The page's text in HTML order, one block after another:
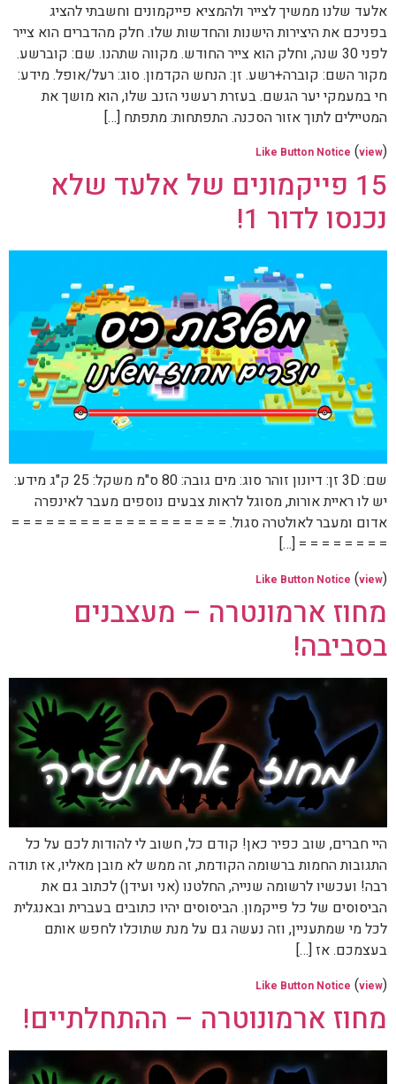
אלעד שלנו ממשיך לצייר ולהמציא פייקמונים וחשבתי להציג
בפניכם את היצירות הישנות והחדשות שלו. חלק מהדברים הוא צייר
לפני 30 שנה, וחלק הוא צייר החודש. מקווה שתהנו. שם: קוברשע.
מקור השם: קוברה+רשע. זן: הנחש הקדמון. סוג: רעל/אופל. מידע:
חי במעמקי יער הגשם. בעזרת רעשני הזנב שלו, הוא מושך את
המטיילים לתוך אזור הסכנה. התפתחות: מתפתח […]
Like Button Notice (view)
15 פייקמונים של אלעד שלא
נכנסו לדור 1!
שם: 3D זן: דיונון זוהר סוג: מים גובה: 80 ס"מ משקל: 25 ק"ג מידע:
יש לו ראיית אורות, מסוגל לראות צבעים נוספים מעבר לאינפרה
אדום ומעבר לאולטרה סגול. = = = = = = = = = = = = = = = = = = =
= = = = = = = = […]
Like Button Notice (view)
מחוז ארמונטרה – מעצבנים
בסביבה!
היי חברים, שוב כפיר כאן! קודם כל, חשוב לי להודות לכם על כל
התגובות החמות ברשומה הקודמת, זה ממש לא מובן מאליו, אז תודה
רבה! ועכשיו לרשומה שנייה, החלטנו (אני ועידן) לכתוב גם את
הביסוסים של כל פייקמון. הביסוסים יהיו כתובים בעברית ובאנגלית
לכל מי שמתעניין, וזה נעשה גם על מנת שתוכלו לחפש אותם
בעצמכם. אז […]
Like Button Notice (view)
מחוז ארמונוטרה – ההתחלתיים!